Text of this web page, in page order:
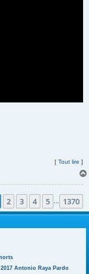
[ Tout lire ]
2 3 4 5 1370
Antonio Raya Pardo